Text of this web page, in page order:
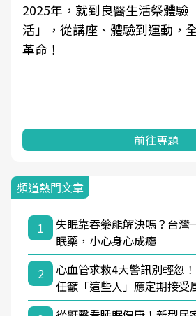
2025年，就到良醫生活祭體驗
活」，從講座、體驗到運動，
革命！
前往專題
頻道熱門文章
1
失眠靠吞藥能解決嗎？台灣
眠藥，小心身心成癮
2
心血管求救4大警訊別輕忽
任籲「這些人」應定期接受